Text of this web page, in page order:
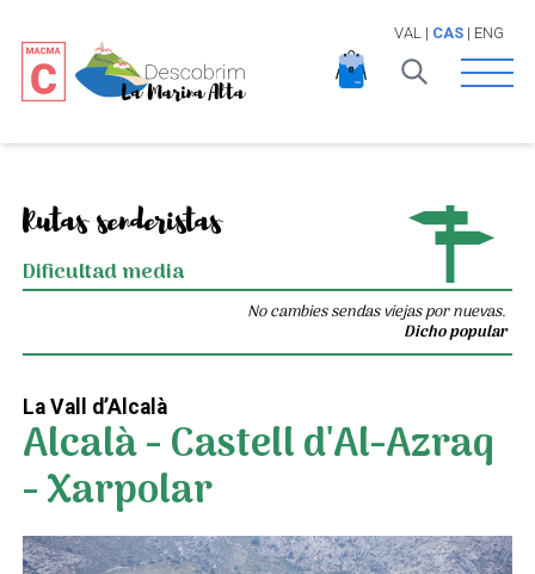
VAL | CAS| ENG
Open
Rutas senderistas
Dificultad media
No cambies sendas viejas por nuevas.
Dicho popular
La Vall d’Alcalà
Alcalà - Castell d'Al-Azraq
- Xarpolar